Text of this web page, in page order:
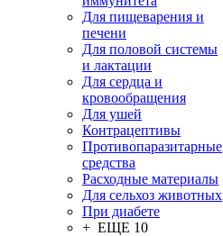
Для пищеварения и
печени
Для половой системы
и лактации
Для сердца и
кровообращения
Для ушей
Контрацептивы
Противопаразитарные
средства
Расходные материалы
Для сельхоз животных
При диабете
+ ЕЩЕ 10